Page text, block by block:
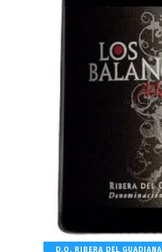
D.O. RIBERA DEL GUADIANA